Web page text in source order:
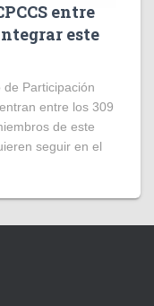
entre
este
Participación
entre los 309
de este
seguir en el